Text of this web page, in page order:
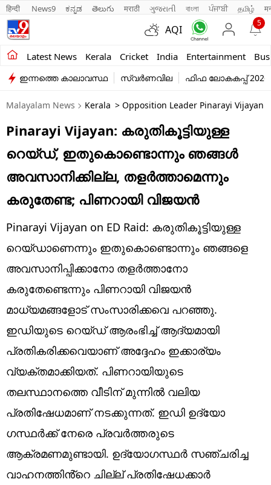
हिन्दी News9 ಕನ್ನಡ తెలుగు मराठी ગુજરાતી বাংলা ਪੰਜਾਬੀ தமிழ்
AQI
5
Latest News Kerala Cricket India Entertainment
Kerala
India
Entertainment
Business
Education
Lifestyle
world
Technology
Religion
Web Story
Photo
Short Videos
ഇന്നത്തെ കാലാവസ്ഥ സ്വർണവില ഫിഫ ലോകകപ്പ് 2026
Malayalam News Kerala > Opposition Leader Pinarayi Vijayan
Pinarayi Vijayan: കരുതികൂട്ടിയുള്ള
റെയ്ഡ്, ഇതുകൊണ്ടൊന്നും ഞങ്ങൾ
അവസാനിക്കില്ല, തളർത്താമെന്നും
കരുതേണ്ട; പിണറായി വിജയൻ
Pinarayi Vijayan on ED Raid: കരുതികൂട്ടിയുള്ള
റെയ്ഡാണെന്നും ഇതുകൊണ്ടൊന്നും ഞങ്ങളെ
അവസാനിപ്പിക്കാനോ തളർത്താനോ
കരുതേണ്ടെന്നും പിണറായി വിജയൻ
മാധ്യമങ്ങളോട് സംസാരിക്കവെ പറഞ്ഞു.
ഇഡിയുടെ റെയ്ഡ് ആരംഭിച്ച് ആദ്യമായി
പ്രതികരിക്കവെയാണ് അദ്ദേഹം ഇക്കാര്യം
വ്യക്തമാക്കിയത്. പിണറായിയുടെ
തലസ്ഥാനത്തെ വീടിന് മുന്നിൽ വലിയ
പ്രതിഷേധമാണ് നടക്കുന്നത്. ഇഡി ഉദ്യോ​
ഗസ്ഥർക്ക് നേരെ പ്രവർത്തരുടെ
ആക്രമണമുണ്ടായി. ഉദ്യോ​ഗസ്ഥർ സഞ്ചരിച്ച
വാഹനത്തിൻ്റെ ചില്ല് പ്രതിഷേധക്കാർ